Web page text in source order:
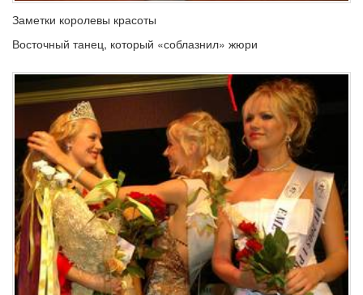
Заметки королевы красоты
Восточный танец, который «соблазнил» жюри